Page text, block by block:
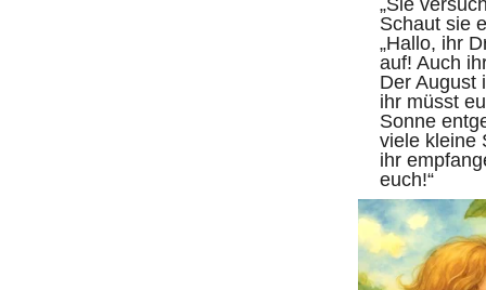
„Sie
Schaut sie
„Hallo, ihr
auf! Auch
Der August
ihr müsst
Sonne
viele kleine
ihr
euch!“